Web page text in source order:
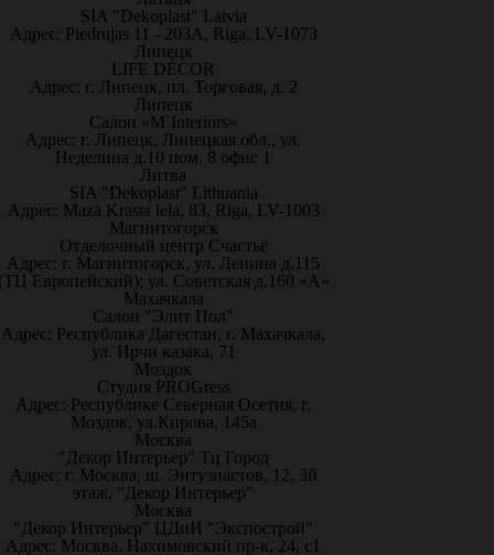
SIA "Dekoplast" Latvia
Адрес: Piedrujas 11 - 203A, Riga, LV-1073
Липецк
LIFE DÉCOR
Адрес: г. Липецк, пл. Торговая, д. 2
Липецк
Салон «M`Interiors»
Адрес: г. Липецк, Липецкая обл., ул.
Неделина д.10 пом. 8 офис 1
Литва
SIA "Dekoplast" Lithuania
Адрес: Mazā Krasta iela, 83, Rīga, LV-1003
Магнитогорск
Отделочный центр Счастье
Адрес: г. Магнитогорск, ул. Ленина д.115
Европейский); ул. Советская д.160 «А»
Махачкала
Салон "Элит Пол"
Адрес: Республика Дагестан, г. Махачкала,
ул. Ирчи казака, 71
Моздок
Студия PROGress
Адрес: Республике Северная Осетия, г.
Моздок, ул.Кирова, 145а
Москва
"Декор Интерьер" Тц Город
Адрес: г. Москва, ш. Энтузиастов, 12, 3й
этаж, "Декор Интерьер"
Москва
"Декор Интерьер" ЦДиИ "Экспострой"
Адрес: Москва, Нахимовский пр-к, 24, с1